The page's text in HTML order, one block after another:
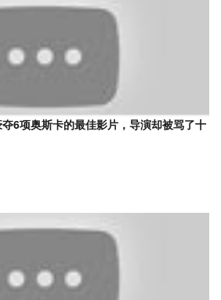
夺6项奥斯卡的最佳影片，导演却被骂了十